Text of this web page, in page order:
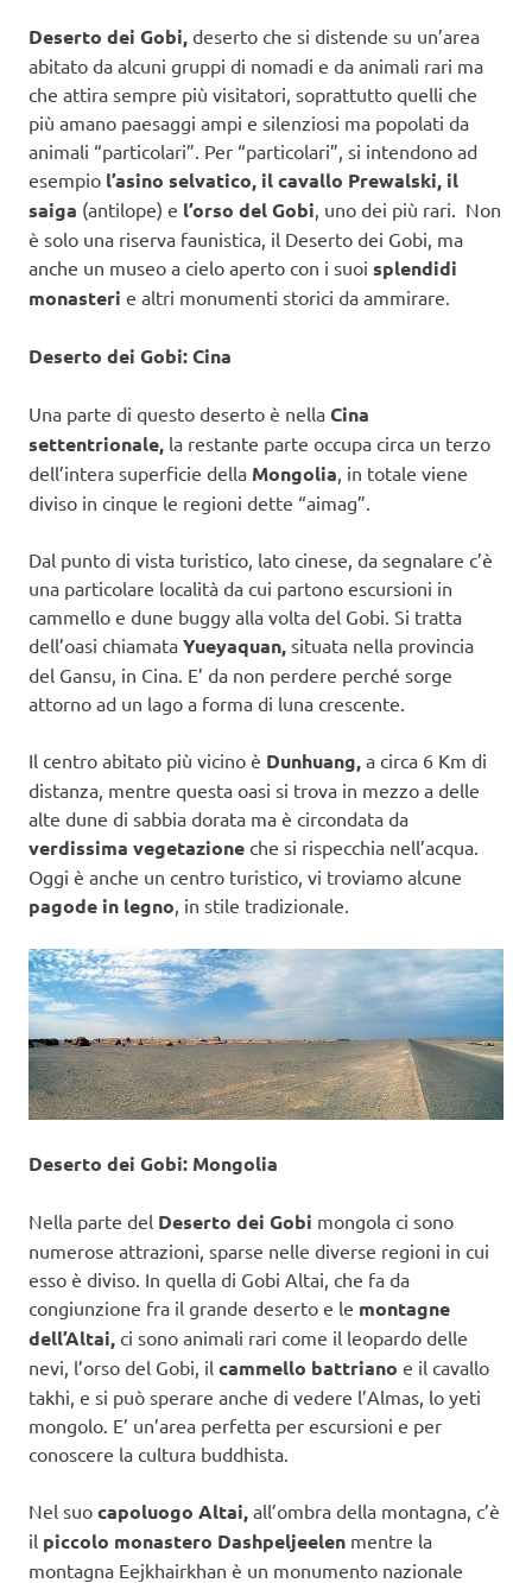
Deserto dei Gobi, deserto che si distende su un’area
abitato da alcuni gruppi di nomadi e da animali rari ma
che attira sempre più visitatori, soprattutto quelli che
più amano paesaggi ampi e silenziosi ma popolati da
animali “particolari”. Per “particolari”, si intendono ad
esempio l’asino selvatico, il cavallo Prewalski, il
saiga (antilope) e l’orso del Gobi, uno dei più rari. Non
è solo una riserva faunistica, il Deserto dei Gobi, ma
anche un museo a cielo aperto con i suoi splendidi
monasteri e altri monumenti storici da ammirare.
Deserto dei Gobi: Cina
Una parte di questo deserto è nella Cina
settentrionale, la restante parte occupa circa un terzo
dell’intera superficie della Mongolia, in totale viene
diviso in cinque le regioni dette “aimag”.
Dal punto di vista turistico, lato cinese, da segnalare c’è
una particolare località da cui partono escursioni in
cammello e dune buggy alla volta del Gobi. Si tratta
dell’oasi chiamata Yueyaquan, situata nella provincia
del Gansu, in Cina. E’ da non perdere perché sorge
attorno ad un lago a forma di luna crescente.
Il centro abitato più vicino è Dunhuang, a circa 6 Km di
distanza, mentre questa oasi si trova in mezzo a delle
alte dune di sabbia dorata ma è circondata da
verdissima vegetazione che si rispecchia nell’acqua.
Oggi è anche un centro turistico, vi troviamo alcune
pagode in legno, in stile tradizionale.
Deserto dei Gobi: Mongolia
Nella parte del Deserto dei Gobi mongola ci sono
numerose attrazioni, sparse nelle diverse regioni in cui
esso è diviso. In quella di Gobi Altai, che fa da
congiunzione fra il grande deserto e le montagne
dell’Altai, ci sono animali rari come il leopardo delle
nevi, l’orso del Gobi, il cammello battriano e il cavallo
takhi, e si può sperare anche di vedere l’Almas, lo yeti
mongolo. E’ un’area perfetta per escursioni e per
conoscere la cultura buddhista.
Nel suo capoluogo Altai, all’ombra della montagna, c’è
il piccolo monastero Dashpeljeelen mentre la
montagna Eejkhairkhan è un monumento nazionale